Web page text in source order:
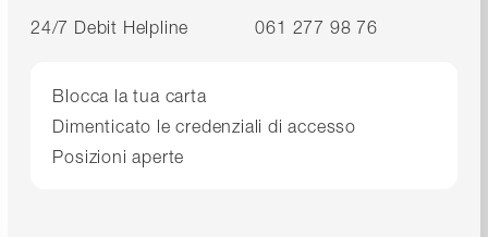
24/7 Debit Helpline
061 277 98 76
Blocca la tua carta
Dimenticato le credenziali di accesso
Posizioni aperte